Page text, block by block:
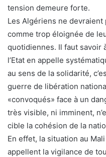
tension demeure forte.
Les Algériens ne
comme trop éloignée de
quotidiennes. Il faut savoir
l’Etat en appelle
au sens de la solidarité,
guerre de libération
«convoqués» face à un
très visible, ni imminent,
cible la cohésion de la
En effet, la situation au
appellent la vigilance de